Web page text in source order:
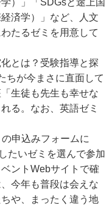
）」「SDGsと途上国
済学）」など、人文
たるゼミを用意して
とは？受験指導と探
ちが今まさに直面して
生徒も先生も幸せな
る。なお、英語ゼミ
申込みフォームに
たいゼミを選んで参加
ントWebサイトで確
今年も普段は会えな
や、まったく違う地